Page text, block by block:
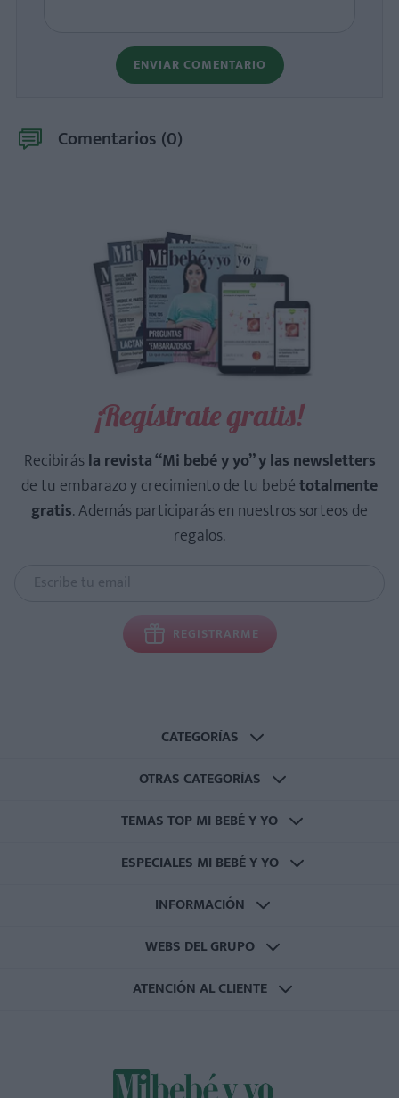
ENVIAR COMENTARIO
Comentarios (0)
¡Regístrate gratis!
Recibirásla revista “Mi bebé y yo” y las newsletters
de tu embarazo y crecimiento de tu bebétotalmente
gratis. Además participarás en nuestros sorteos de
regalos.
REGISTRARME
CATEGORÍAS
OTRAS CATEGORÍAS
TEMAS TOP MI BEBÉ Y YO
ESPECIALES MI BEBÉ Y YO
INFORMACIÓN
WEBS DEL GRUPO
ATENCIÓN AL CLIENTE